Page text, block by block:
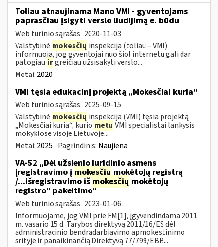
Toliau atnaujinama Mano VMI - gyventojams
paprasčiau įsigyti verslo liudijimą e. būdu
Web turinio sąrašas 2020-11-03
Valstybinė mokesčių inspekcija (toliau – VMI)
informuoja, jog gyventojai nuo šiol internetu gali dar
patogiau irgreičiau užsisakyti verslo...
Metai: 2020
VMI tęsia edukacinį projektą „Mokesčiai kuria“
Web turinio sąrašas 2025-09-15
Valstybinė mokesčių inspekcija (VMI) tęsia projektą
„Mokesčiai kuria“, kurio metu VMI specialistai lankysis
mokyklose visoje Lietuvoje...
Metai: 2025 Pagrindinis: Naujiena
VA-52 „Dėl užsienio juridinio asmens
įregistravimo į mokesčių mokėtojų registrą
/...išregistravimo išmokesčių mokėtojų
registro“ pakeitimo“
Web turinio sąrašas 2023-01-06
Informuojame, jog VMI prie FM[1], įgyvendindama 2011
m. vasario 15 d. Tarybos direktyvą 2011/16/ES dėl
administracinio bendradarbiavimo apmokestinimo
srityje ir panaikinančią Direktyvą 77/799/EBB...